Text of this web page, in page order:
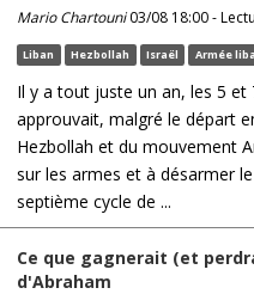
Mario Chartouni03/08 18:00 -
Liban Hezbollah Israël Armée
Il y a tout juste un an, les 5 et
approuvait, malgré le départ
Hezbollah et du mouvement
sur les armes et à désarmer
septième cycle de ...
Ce que gagnerait (et
d'Abraham